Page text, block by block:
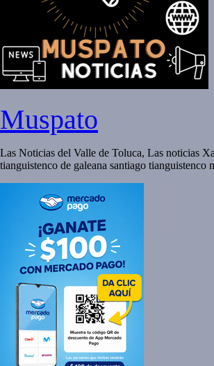
Muspato
Las Noticias del Valle de Toluca, Las noticias
tianguistenco de galeana santiago tianguistenco